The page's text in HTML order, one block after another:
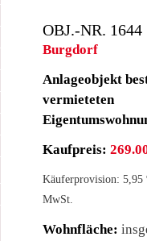
OBJ.-NR. 1644
Burgdorf
Anlageobjekt
vermieteten
Kaufpreis:
Käuferprovision: 5,95
MwSt.
Wohnfläche: